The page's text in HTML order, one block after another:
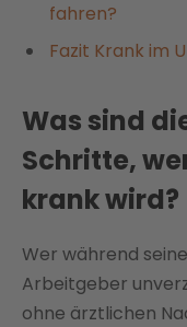
fahren?
Fazit Krank im
Was sind
Schritte,
krank wird?
Wer während
Arbeitgeber
ohne ärztlichen